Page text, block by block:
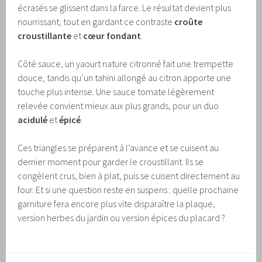
écrasés se glissent dans la farce. Le résultat devient plus
nourrissant, tout en gardant ce contraste croûte
croustillante et cœur fondant
Côté sauce, un yaourt nature citronné fait une trempette
douce, tandis qu’un tahini allongé au citron apporte une
touche plus intense. Une sauce tomate légèrement
relevée convient mieux aux plus grands, pour un duo
acidulé etépicé
Ces triangles se préparent à l’avance et se cuisent au
dernier moment pour garder le croustillant. Ils se
congèlent crus, bien à plat, puis se cuisent directement au
four. Et si une question reste en suspens : quelle prochaine
garniture fera encore plus vite disparaître la plaque,
version herbes du jardin ou version épices du placard ?